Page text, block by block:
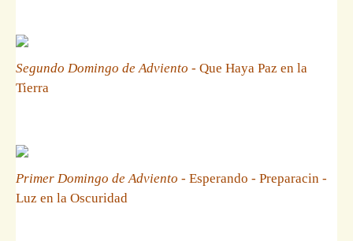
Segundo Domingo de Adviento - Que Haya Paz en la
Tierra
Primer Domingo de Adviento - Esperando - Preparacin -
Luz en la Oscuridad